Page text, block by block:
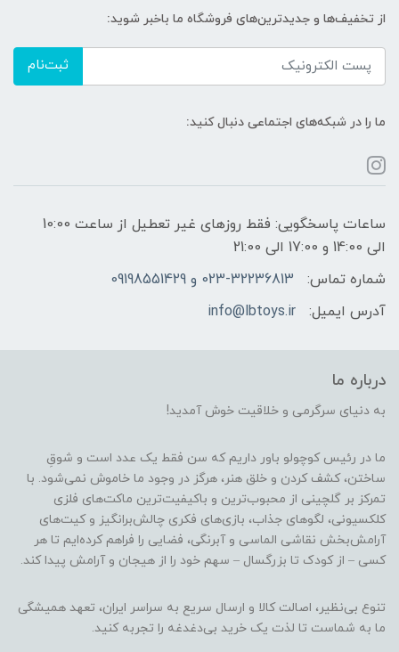
از تخفیف‌ها و جدیدترین‌های فروشگاه ما باخبر شوید:
ثبت‌نام
ما را در شبکه‌های اجتماعی دنبال کنید:
ساعات پاسخگویی: فقط روزهای غیر تعطیل از ساعت 10:00
الی 14:00 و 17:00 الی 21:00
شماره تماس:
023-32236813 و 09198551429
آدرس ایمیل:
info@lbtoys.ir
درباره ما
به دنیای سرگرمی و خلاقیت خوش آمدید!
ما در رئیس کوچولو باور داریم که سن فقط یک عدد است و شوقِ
ساختن، کشف کردن و خلق هنر، هرگز در وجود ما خاموش نمی‌شود. با
تمرکز بر گلچینی از محبوب‌ترین و باکیفیت‌ترین ماکت‌های فلزی
کلکسیونی، لگوهای جذاب، بازی‌های فکری چالش‌برانگیز و کیت‌های
آرامش‌بخش نقاشی الماسی و آبرنگی، فضایی را فراهم کرده‌ایم تا هر
کسی – از کودک تا بزرگسال – سهم خود را از هیجان و آرامش پیدا کند.
تنوع بی‌نظیر، اصالت کالا و ارسال سریع به سراسر ایران، تعهد همیشگی
ما به شماست تا لذت یک خرید بی‌دغدغه را تجربه کنید.